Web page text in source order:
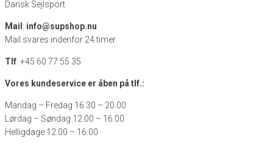
Dansk Sejlsport
Mail : info@supshop.nu
Mail svares indenfor 24 timer
Tlf: +45 60 77 55 35
Vores kundeservice er åben på tlf.:
Mandag – Fredag 16.30 – 20.00
Lørdag – Søndag 12.00 – 16.00
Helligdage 12.00 – 16.00